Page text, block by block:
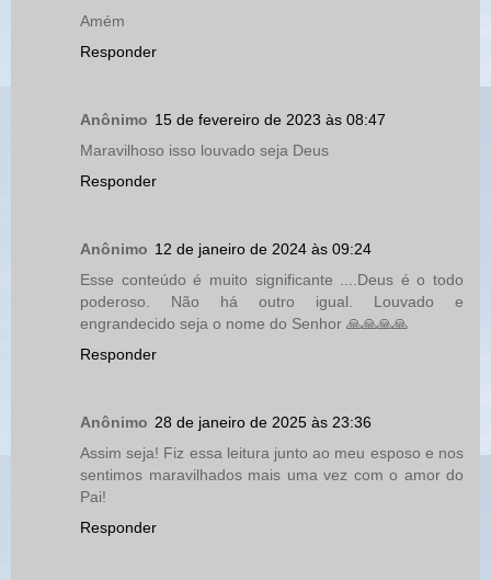
Amém
Responder
Anônimo 15 de fevereiro de 2023 às 08:47
Maravilhoso isso louvado seja Deus
Responder
Anônimo 12 de janeiro de 2024 às 09:24
Esse conteúdo é muito significante ....Deus é o todo
poderoso. Não há outro igual. Louvado e
engrandecido seja o nome do Senhor 🙏🙏🙏🙏
Responder
Anônimo 28 de janeiro de 2025 às 23:36
Assim seja! Fiz essa leitura junto ao meu esposo e nos
sentimos maravilhados mais uma vez com o amor do
Pai!
Responder